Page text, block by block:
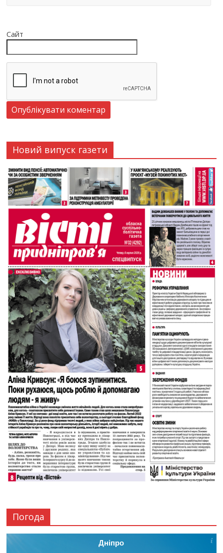
Сайт
Новий випуск газети
Погода
Дніпро